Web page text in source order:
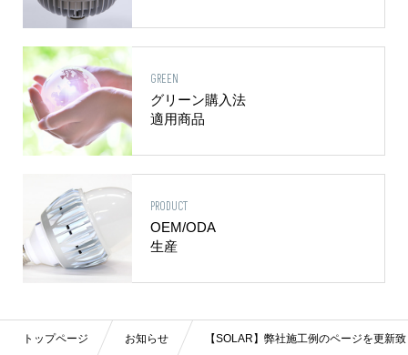
GREEN
グリーン購入法
適用商品
PRODUCT
OEM/ODA
生産
トップページ お知らせ 【SOLAR】弊社施工例のページを更新